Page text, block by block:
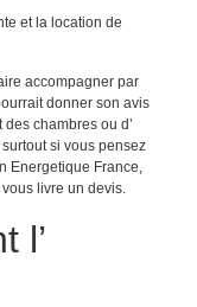
et la location de
accompagner par
donner son avis
chambres ou d’
si vous pensez
Energetique France,
livre un devis.
l’